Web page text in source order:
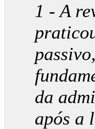
1 - A
da
após a